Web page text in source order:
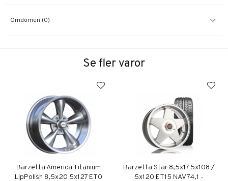
Omdömen (0)
Se fler varor
Barzetta America Titanium
LipPolish 8,5x20 5x127 ET0
Barzetta Star 8,5x17 5x108 /
5x120 ET15 NAV 74,1 -